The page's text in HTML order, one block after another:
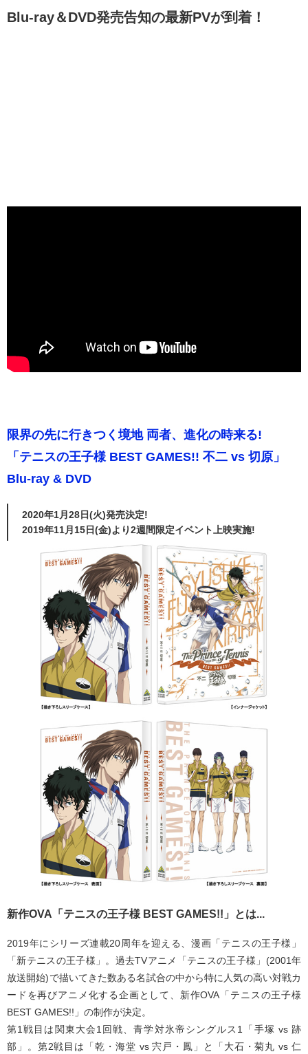
Blu-ray＆DVD発売告知の最新PVが到着！
限界の先に行きつく境地 両者、進化の時来る!
「テニスの王子様 BEST GAMES!! 不二 vs 切原」
Blu-ray & DVD
2020年1月28日(火)発売決定!
2019年11月15日(金)より2週間限定イベント上映実施!
新作OVA「テニスの王子様 BEST GAMES!!」とは...
2019年にシリーズ連載20周年を迎える、漫画「テニスの王子様」
「新テニスの王子様」。過去TVアニメ「テニスの王子様」(2001年
放送開始)で描いてきた数ある名試合の中から特に人気の高い対戦カ
ードを再びアニメ化する企画として、新作OVA「テニスの王子様
BEST GAMES!!」の制作が決定。
第1戦目は関東大会1回戦、青学対氷帝シングルス1「手塚 vs 跡
部」。第2戦目は「乾・海堂 vs 宍戸・鳳」と「大石・菊丸 vs 仁